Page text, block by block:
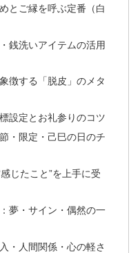
とご縁を呼ぶ定番（白
銭洗いアイテムの活用
徴する「脱皮」のメタ
設定とお礼参りのコツ
・限定・己巳の日のチ
じたこと”を上手に受
夢・サイン・偶然の一
・人間関係・心の軽さ